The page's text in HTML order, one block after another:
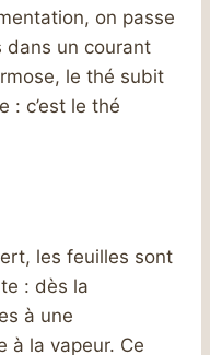
on passe
dans un courant
le thé subit
: c’est le thé
les feuilles sont
: dès la
à une
à la vapeur. Ce